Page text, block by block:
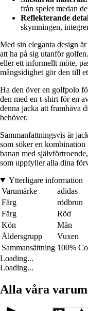
från spelet medan
Reflekterande
skymningen,
Med sin eleganta design
att ha på sig utanför
eller ett informellt möte,
mångsidighet gör den till
Ha den över en golfpolo
den med en t-shirt för en
denna jacka att framhäva
behöver.
Sammanfattningsvis är
som söker en kombination
banan med
som uppfyller alla dina
Ytterligare information
Varumärke
adidas
Färg
rödbrun
Färg
Röd
Kön
Män
Åldersgrupp
Vuxen
Sammansättning 100%
Loading...
Loading...
Alla våra